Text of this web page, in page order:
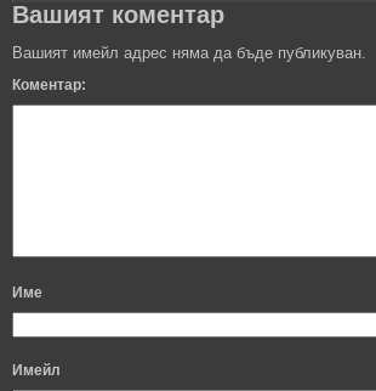
Вашият коментар
Вашият имейл адрес няма да бъде публикуван.
Коментар:
Име
Имейл